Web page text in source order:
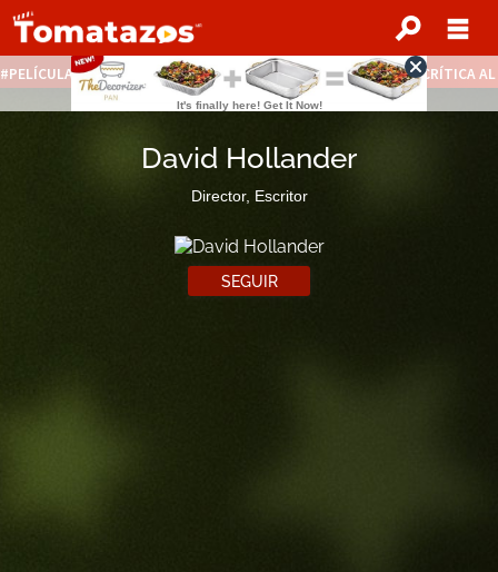
PELÍCULAS STREAMING GRATIS NOTICIAS DESTACADAS CRÍTICA
David Hollander
Director, Escritor
SEGUIR